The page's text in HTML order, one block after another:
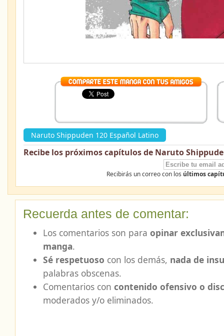
Naruto Shippuden 120 Español Latino
Recibe los próximos capítulos de Naruto
Recibirás un correo con los últimos
Recuerda antes de comentar:
Los comentarios son para opinar
manga.
Sé respetuoso con los demás, nada de
palabras obscenas.
Comentarios con contenido ofensivo o
moderados y/o eliminados.